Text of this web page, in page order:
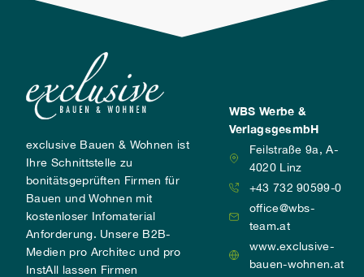
exclusive Bauen & Wohnen ist
Ihre Schnittstelle zu
bonitätsgeprüften Firmen für
Bauen und Wohnen mit
kostenloser Infomaterial
Anforderung. Unsere B2B-
Medien pro Architec und pro
InstAll lassen Firmen
WBS Werbe &
VerlagsgesmbH
Feilstraße 9a, A-
4020 Linz
+43 732 90599-0
office@wbs-
team.at
www.exclusive-
bauen-wohnen.at